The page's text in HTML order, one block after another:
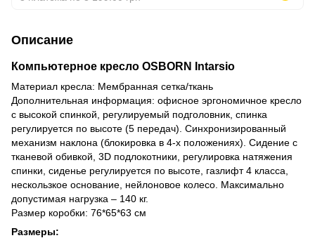
Описание
Компьютерное кресло OSBORN Intarsio
Материал кресла: Мембранная сетка/ткань
Дополнительная информация: офисное эргономичное кресло
с высокой спинкой, регулируемый подголовник, спинка
регулируется по высоте (5 передач). Синхронизированный
механизм наклона (блокировка в 4-х положениях). Сидение с
тканевой обивкой, 3D подлокотники, регулировка натяжения
спинки, сиденье регулируется по высоте, газлифт 4 класса,
нескользкое основание, нейлоновое колесо. Максимально
допустимая нагрузка – 140 кг.
Размер коробки: 76*65*63 см
Размеры: